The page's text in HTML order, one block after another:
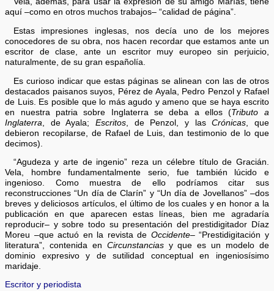
aquí –como en otros muchos trabajos– “calidad de página”.
Estas impresiones inglesas, nos decía uno de los mejores
conocedores de su obra, nos hacen recordar que estamos ante un
escritor de clase, ante un escritor muy europeo sin perjuicio,
naturalmente, de su gran españolía.
Es curioso indicar que estas páginas se alinean con las de otros
destacados paisanos suyos, Pérez de Ayala, Pedro Penzol y Rafael
de Luis. Es posible que lo más agudo y ameno que se haya escrito
en nuestra patria sobre Inglaterra se deba a ellos (Tributo a
Inglaterra , de Ayala;Escritos , de Penzol, y lasCrónicas , que
debieron recopilarse, de Rafael de Luis, dan testimonio de lo que
decimos).
“Agudeza y arte de ingenio” reza un célebre título de Gracián.
Vela, hombre fundamentalmente serio, fue también lúcido e
ingenioso. Como muestra de ello podríamos citar sus
reconstrucciones “Un día de Clarín” y “Un día de Jovellanos” –dos
breves y deliciosos artículos, el último de los cuales y en honor a la
publicación en que aparecen estas líneas, bien me agradaría
reproducir– y sobre todo su presentación del prestidigitador Díaz
Moreu –que actuó en la revista de Occidente–“Prestidigitación y
literatura”, contenida en Circunstanciasy que es un modelo de
dominio expresivo y de sutilidad conceptual en ingeniosísimo
maridaje.
Escritor y periodista